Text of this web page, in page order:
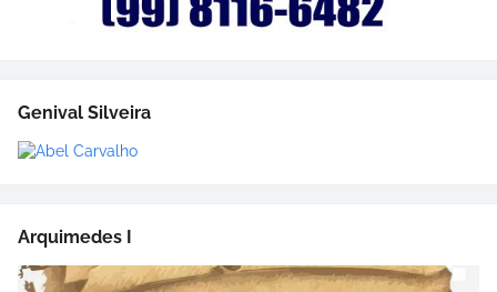
Genival Silveira
Arquimedes I